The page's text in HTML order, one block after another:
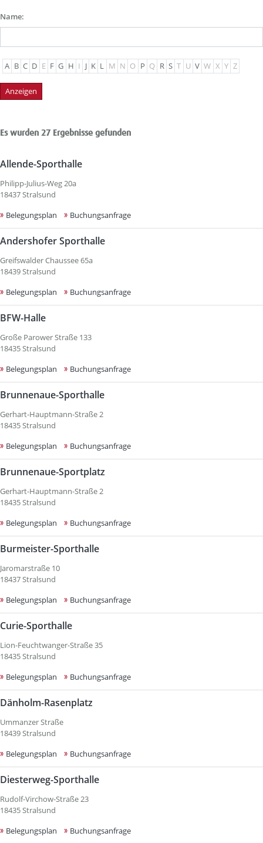
Name:
A B C D E F G H I J K L M N O P Q R S T U V W X Y Z
Es wurden 27 Ergebnisse gefunden
Allende-Sporthalle
Philipp-Julius-Weg 20a
18437 Stralsund
Belegungsplan
Buchungsanfrage
Andershofer Sporthalle
Greifswalder Chaussee 65a
18439 Stralsund
Belegungsplan
Buchungsanfrage
BFW-Halle
Große Parower Straße 133
18435 Stralsund
Belegungsplan
Buchungsanfrage
Brunnenaue-Sporthalle
Gerhart-Hauptmann-Straße 2
18435 Stralsund
Belegungsplan
Buchungsanfrage
Brunnenaue-Sportplatz
Gerhart-Hauptmann-Straße 2
18435 Stralsund
Belegungsplan
Buchungsanfrage
Burmeister-Sporthalle
Jaromarstraße 10
18437 Stralsund
Belegungsplan
Buchungsanfrage
Curie-Sporthalle
Lion-Feuchtwanger-Straße 35
18435 Stralsund
Belegungsplan
Buchungsanfrage
Dänholm-Rasenplatz
Ummanzer Straße
18439 Stralsund
Belegungsplan
Buchungsanfrage
Diesterweg-Sporthalle
Rudolf-Virchow-Straße 23
18435 Stralsund
Belegungsplan
Buchungsanfrage